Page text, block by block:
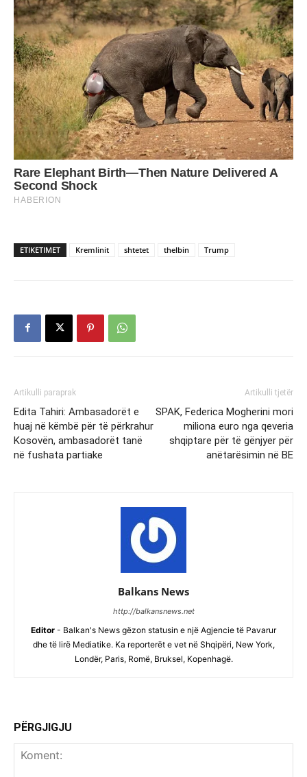
ETIKETIMET Kremlinit shtetet thelbin Trump
Artikulli paraprak
Edita Tahiri: Ambasadorët e
huaj në këmbë për të përkrahur
Kosovën, ambasadorët tanë
në fushata partiake
Artikulli tjetër
SPAK, Federica Mogherini mori
miliona euro nga qeveria
shqiptare për të gënjyer për
anëtarësimin në BE
Balkans News
http://balkansnews.net
Editor - Balkan's News gëzon statusin e një Agjencie të Pavarur
dhe të lirë Mediatike. Ka reporterët e vet në Shqipëri, New York,
Londër, Paris, Romë, Bruksel, Kopenhagë.
PËRGJIGJU